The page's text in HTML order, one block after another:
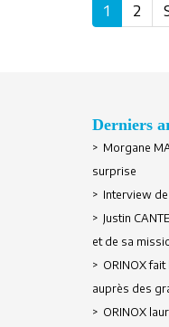
1 2
Derniers
> Morgane
surprise
> Interview de
> Justin
et de sa
> ORINOX
auprès des
> ORINOX